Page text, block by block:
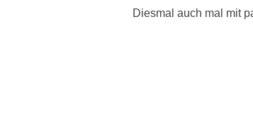
Diesmal auch mal mit